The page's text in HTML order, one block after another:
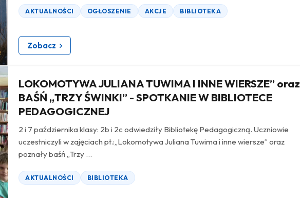
AKTUALNOŚCI OGŁOSZENIE AKCJE BIBLIOTEKA
Zobacz
LOKOMOTYWA JULIANA TUWIMA I INNE WIERSZE” oraz
BAŚŃ „TRZY ŚWINKI” - SPOTKANIE W BIBLIOTECE
PEDAGOGICZNEJ
2 i 7 października klasy: 2b i 2c odwiedziły Bibliotekę Pedagogiczną. Uczniowie
uczestniczyli w zajęciach pt.:„Lokomotywa Juliana Tuwima i inne wiersze” oraz
poznały baśń „Trzy ...
AKTUALNOŚCI BIBLIOTEKA